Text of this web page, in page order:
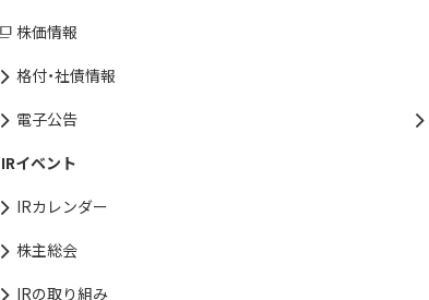
株価情報
格付・社債情報
電子公告
IRイベント
IRカレンダー
株主総会
IRの取り組み